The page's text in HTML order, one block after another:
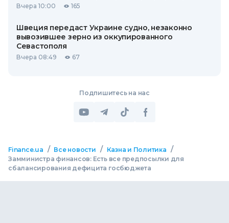
Вчера 10:00 165
Швеция передаст Украине судно, незаконно
вывозившее зерно из оккупированного
Севастополя
Вчера 08:49 67
Подпишитесь на нас
Finance.ua / Все новости / Казна и Политика /
Замминистра финансов: Есть все предпосылки для
сбалансирования дефицита госбюджета